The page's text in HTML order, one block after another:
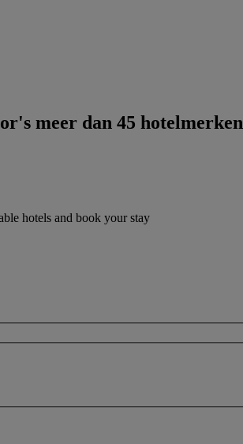
meer dan 45 hotelmerken
hotels and book your stay